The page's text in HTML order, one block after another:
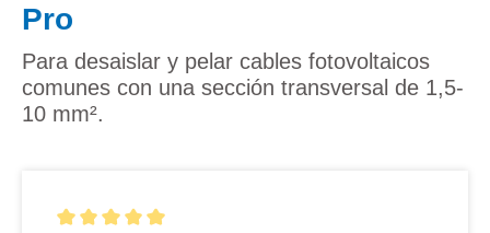
Pro
Para desaislar y pelar cables fotovoltaicos
comunes con una sección transversal de 1,5-
10 mm².